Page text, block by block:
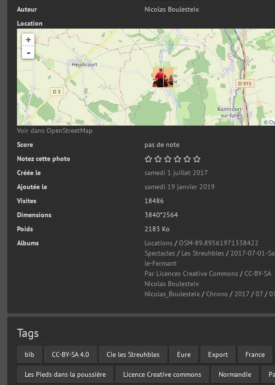
Auteur
Nicolas Boulesteix
Location
+
-
©
Voir dans OpenStreetMap
Score
pas de note
Notez cette photo
Créée le
samedi 1 juillet 2017
Ajoutée le
samedi 19 janvier 2019
Visites
18486
Dimensions
3840*2564
Poids
2183 Ko
Albums
Locations / OSM-89.89561971338422
Spectacles / Les Streuhbles / 2017-07-01-
le-Fermant
Par Licences Creative Commons / CC-BY-SA
Nicolas Boulesteix
Nicolas_Boulesteix / Chrono / 2017 /07 /
Tags
bib CC-BY-SA 4.0 Cie les Streuhbles Eure Export France
Les Pieds dans la poussière Licence Creative commons Normandie